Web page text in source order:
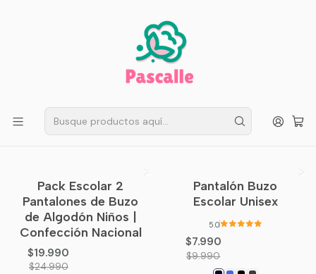
Compras sobre $50.000
Escolar Buzos Escolares
Buzos Escolares
Filtros
-20%OFF
Pack Escolar 2
Pantalones de Buzo
de Algodón Niños |
Confección Nacional
$19.990
$24.990
-20%OFF
Pantalón Buzo
Escolar Unisex
5.0
$7.990
$9.990